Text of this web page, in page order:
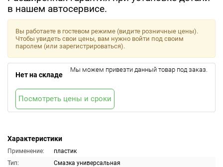
в нашем автосервисе.
Характеристики
Применение:
пластик
Тип:
Смазка универсальная
Вы работаете в гостевом режиме (видите розничные цены).
Чтобы увидеть свои цены, вам нужно войти под своим
паролем (или зарегистрироваться).
Нет на складе
Мы можем привезти данный товар под заказ.
Посмотреть цены и сроки